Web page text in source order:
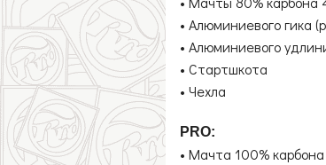
• Алюминиевого гика
• Алюминиевого
• Стартшкота
• Чехла
PRO:
• Мачта 100%